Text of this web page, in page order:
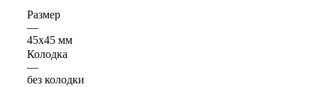
Размер
—
45х45 мм
Колодка
—
без колодки